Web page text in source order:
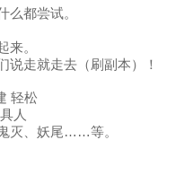
都尝试。
。
走就走去（刷副本）！
轻松
人
灭、妖尾……等。